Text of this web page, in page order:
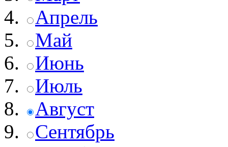
Апрель
Май
Июнь
Июль
Август
Сентябрь